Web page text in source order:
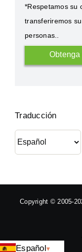
*Respetamos su
transferiremos
personas..
Traducción
Copyright © 2005-
Español